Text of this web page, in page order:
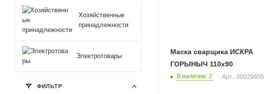
Маска сварщика ИСКРА
ГОРЫНЫЧ 110х90
В наличии: 2 Арт.: 00029605
Хозяйственные
принадлежности
Электротовары
ФИЛЬТР